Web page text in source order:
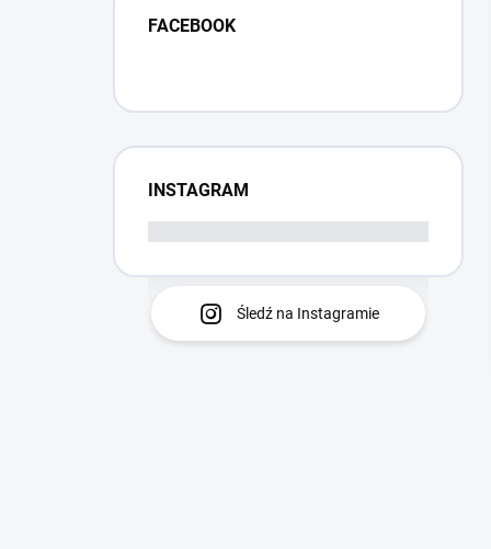
FACEBOOK
INSTAGRAM
Śledź na Instagramie